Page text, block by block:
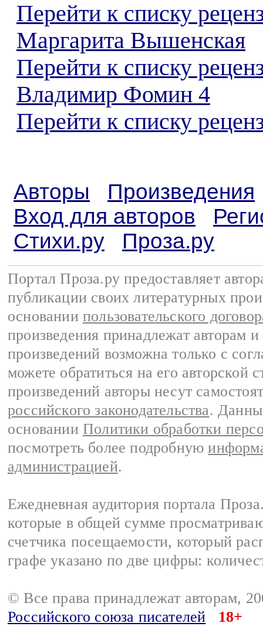
Перейти к списку
Маргарита Вышенская
Перейти к списку
Владимир Фомин 4
Перейти к списку
Авторы
Произведения
Вход для авторов
Стихи.ру
Проза.ру
Портал Проза.ру предоставляет
публикации своих литературных
основании пользовательского
произведения принадлежат авторам
произведений возможна только с
можете обратиться на его авторской
произведений авторы несут
российского законодательства.
основании Политики обработки
посмотреть более подробную
администрацией.
Ежедневная аудитория портала
которые в общей сумме
счетчика посещаемости, который
графе указано по две цифры:
© Все права принадлежат авторам,
Российского союза писателей
18+